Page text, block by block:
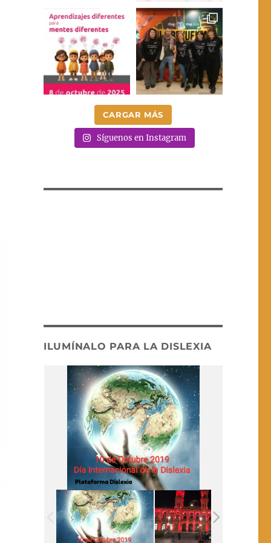
CARGAR MÁS
Síguenos en Instagram
ILUMÍNALO PARA LA DISLEXIA